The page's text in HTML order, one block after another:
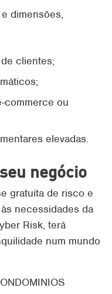
dimensões,
clientes;
commerce ou
elevadas.
negócio
gratuita de risco e
necessidades da
Risk, terá
num mundo